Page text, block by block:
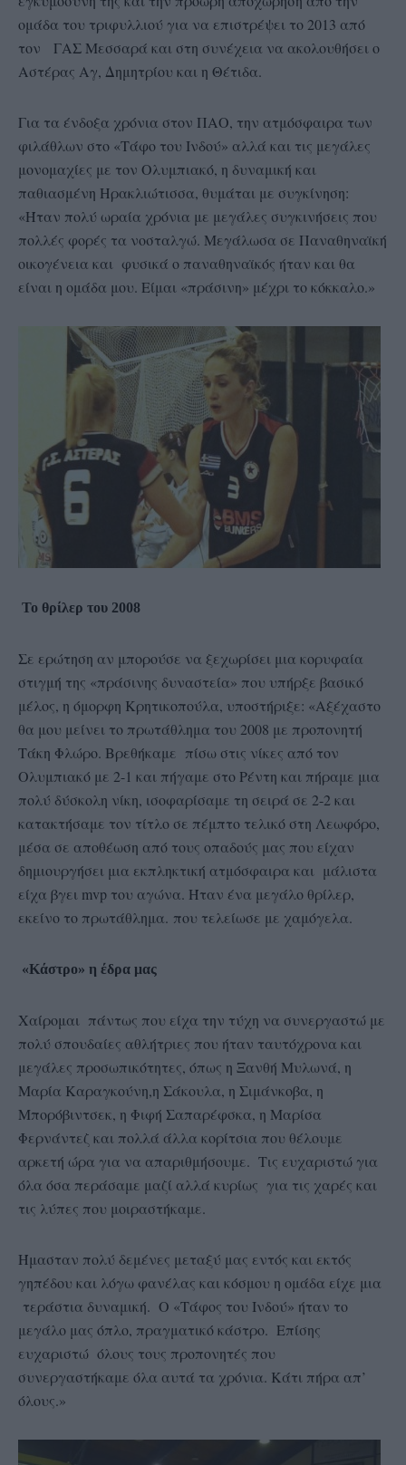
ομάδα του τριφυλλιού για να επιστρέψει το 2013 από
τον ΓΑΣ Μεσσαρά και στη συνέχεια να ακολουθήσει ο
Αστέρας Αγ, Δημητρίου και η Θέτιδα.
Για τα ένδοξα χρόνια στον ΠΑΟ, την ατμόσφαιρα των
φιλάθλων στο «Τάφο του Ινδού» αλλά και τις μεγάλες
μονομαχίες με τον Ολυμπιακό, η δυναμική και
παθιασμένη Ηρακλιώτισσα, θυμάται με συγκίνηση:
«Ήταν πολύ ωραία χρόνια με μεγάλες συγκινήσεις που
πολλές φορές τα νοσταλγώ. Μεγάλωσα σε Παναθηναϊκή
οικογένεια και φυσικά ο παναθηναϊκός ήταν και θα
είναι η ομάδα μου. Είμαι «πράσινη» μέχρι το κόκκαλο.»
Το θρίλερ του 2008
Σε ερώτηση αν μπορούσε να ξεχωρίσει μια κορυφαία
στιγμή της «πράσινης δυναστεία» που υπήρξε βασικό
μέλος, η όμορφη Κρητικοπούλα, υποστήριξε: «Αξέχαστο
θα μου μείνει το πρωτάθλημα του 2008 με προπονητή
Τάκη Φλώρο. Βρεθήκαμε πίσω στις νίκες από τον
Ολυμπιακό με 2-1 και πήγαμε στο Ρέντη και πήραμε μια
πολύ δύσκολη νίκη, ισοφαρίσαμε τη σειρά σε 2-2 και
κατακτήσαμε τον τίτλο σε πέμπτο τελικό στη Λεωφόρο,
μέσα σε αποθέωση από τους οπαδούς μας που είχαν
δημιουργήσει μια εκπληκτική ατμόσφαιρα και μάλιστα
είχα βγει mvp του αγώνα. Ήταν ένα μεγάλο θρίλερ,
εκείνο το πρωτάθλημα. που τελείωσε με χαμόγελα.
«Κάστρο» η έδρα μας
Χαίρομαι πάντως που είχα την τύχη να συνεργαστώ με
πολύ σπουδαίες αθλήτριες που ήταν ταυτόχρονα και
μεγάλες προσωπικότητες, όπως η Ξανθή Μυλωνά, η
Μαρία Καραγκούνη,η Σάκουλα, η Σιμάνκοβα, η
Μπορόβιντσεκ, η Φιφή Σαπαρέφσκα, η Μαρίσα
Φερνάντεζ και πολλά άλλα κορίτσια που θέλουμε
αρκετή ώρα για να απαριθμήσουμε. Τις ευχαριστώ για
όλα όσα περάσαμε μαζί αλλά κυρίως για τις χαρές και
τις λύπες που μοιραστήκαμε.
Ήμασταν πολύ δεμένες μεταξύ μας εντός και εκτός
γηπέδου και λόγω φανέλας και κόσμου η ομάδα είχε μια
τεράστια δυναμική. Ο «Τάφος του Ινδού» ήταν το
μεγάλο μας όπλο, πραγματικό κάστρο. Επίσης
ευχαριστώ όλους τους προπονητές που
συνεργαστήκαμε όλα αυτά τα χρόνια. Κάτι πήρα απ’
όλους.»